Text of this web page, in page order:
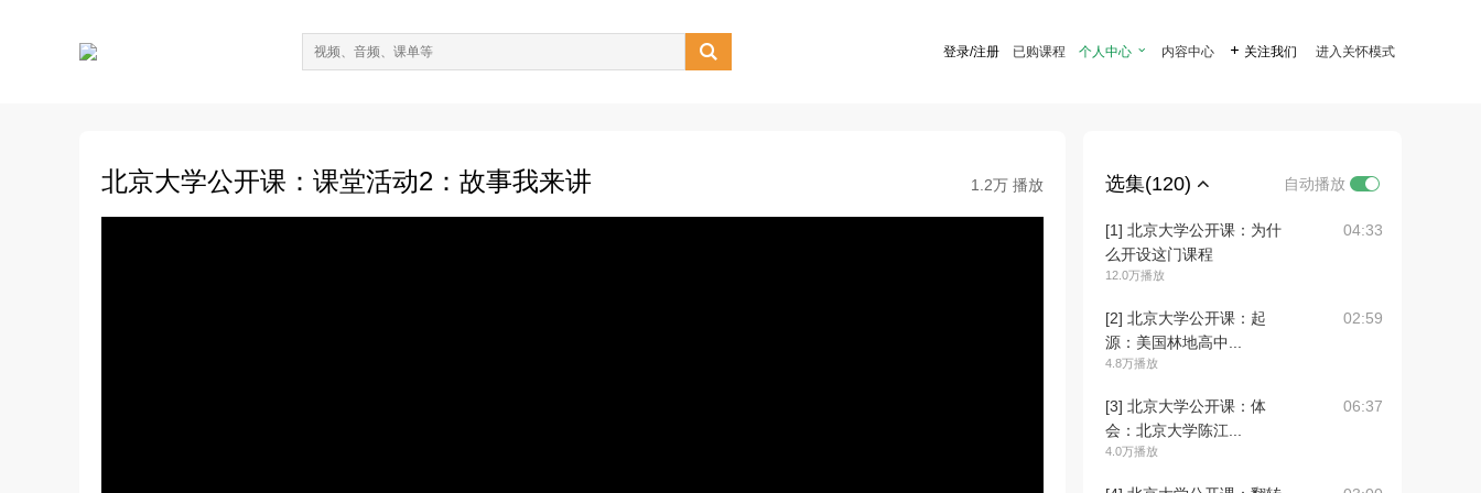
 登录/注册 已购课程 个人中心  内容中心  关注我们 进入关怀模式
北京大学公开课：课堂活动2：故事我来讲 1.2万 播放 选集(120) 自动播放
[1] 北京大学公开课：为什
么开设这门课程
12.0万播放
04:33
[2] 北京大学公开课：起
源：美国林地高中...
4.8万播放
02:59
[3] 北京大学公开课：体
会：北京大学陈江...
4.0万播放
06:37